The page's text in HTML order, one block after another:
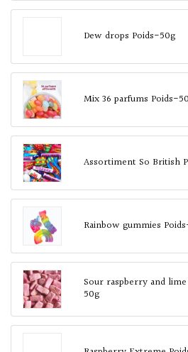
Dew drops Poids-50g
Mix 36 parfums Poids-
Assortiment So British
Rainbow gummies
Sour raspberry and
50g